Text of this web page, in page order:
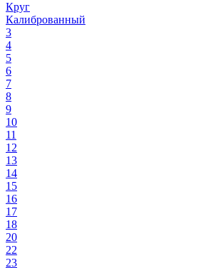
Круг
Калиброванный
3
4
5
6
7
8
9
10
11
12
13
14
15
16
17
18
20
22
23